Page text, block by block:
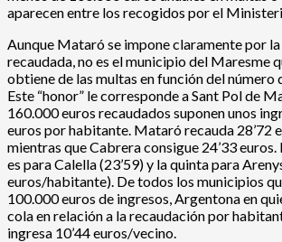
aparecen entre los recogidos por el
Aunque Mataró se impone claramente por
recaudada, no es el municipio del Maresme
obtiene de las multas en función del número
Este “honor” le corresponde a Sant Pol de
160.000 euros recaudados suponen unos
euros por habitante. Mataró recauda 28’72
mientras que Cabrera consigue 24’33
es para Calella (23’59) y la quinta para
euros/habitante). De todos los municipios
100.000 euros de ingresos, Argentona en
cola en relación a la recaudación por
ingresa 10’44 euros/vecino.